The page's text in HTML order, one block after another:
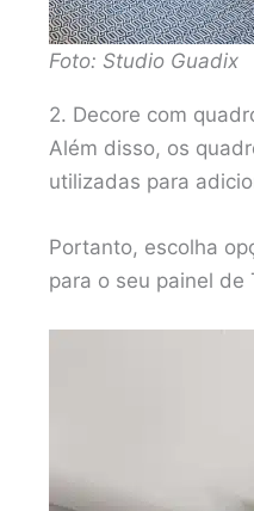
Foto: Studio Guadix
2. Decore com
Além disso, os
utilizadas para
Portanto, escolha
para o seu painel de